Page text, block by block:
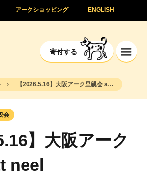
寄付する
ENGLISH
アークショッピング
【2026.5.16】大阪アーク里親会 at neel
会
】大阪アーク
neel